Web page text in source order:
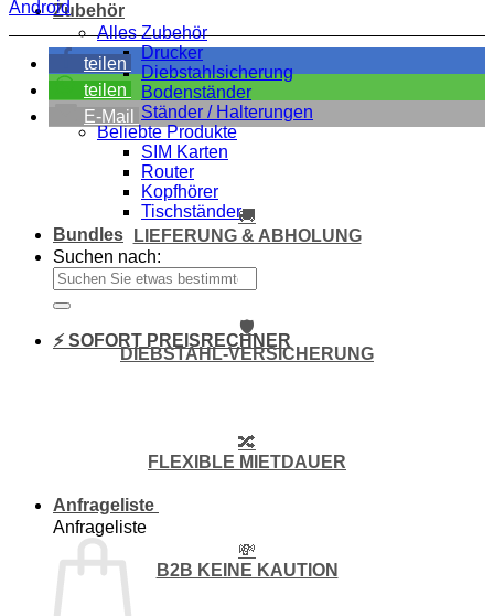
Zubehör
Alles Zubehör
Drucker
Diebstahlsicherung
Bodenständer
Ständer / Halterungen
Beliebte Produkte
SIM Karten
Router
Kopfhörer
Tischständer
Bundles
Suchen nach:
⚡ SOFORT PREISRECHNER
Anfrageliste
Anfrageliste
Android
teilen
teilen
E-Mail
🚚
LIEFERUNG & ABHOLUNG
🛡️
DIEBSTAHL-VERSICHERUNG
🔀
FLEXIBLE MIETDAUER
💸
B2B KEINE KAUTION